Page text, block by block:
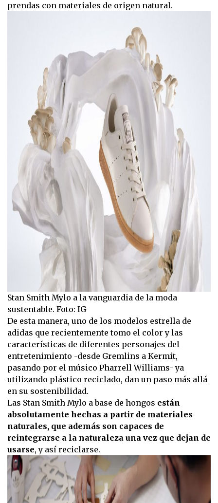
prendas con materiales de origen natural.
Stan Smith Mylo a la vanguardia de la moda
sustentable. Foto: IG
De esta manera, uno de los modelos estrella de
adidas que recientemente tomo el color y las
características de diferentes personajes del
entretenimiento -desde Gremlins a Kermit,
pasando por el músico Pharrell Williams- ya
utilizando plástico reciclado, dan un paso más allá
en su sostenibilidad.
Las Stan Smith Mylo a base de hongos están
absolutamente hechas a partir de materiales
naturales, que además son capaces de
reintegrarse a la naturaleza una vez que dejan de
usarse, y así reciclarse.